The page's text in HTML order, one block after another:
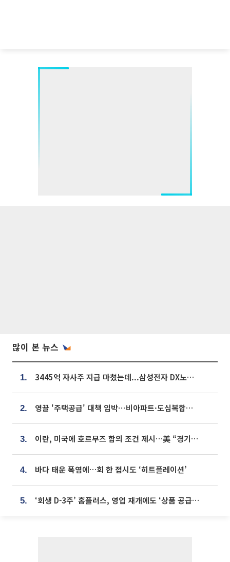
많이 본 뉴스
1. 3445억 자사주 지급 마쳤는데...삼성전자 DX노조, 뒤늦은 '떼쓰기 집회'
2. 영끌 '주택공급' 대책 임박⋯비아파트·도심복합까지 총동원
3. 이란, 미국에 호르무즈 합의 조건 제시…美 “경기 아직 안 끝나” [종합]
4. 바다 태운 폭염에…회 한 접시도 ‘히트플레이션’
5. ‘회생 D-3주’ 홈플러스, 영업 재개에도 ‘상품 공급망’ 복구가 생존 관건